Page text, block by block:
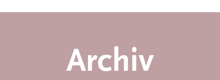
Archiv